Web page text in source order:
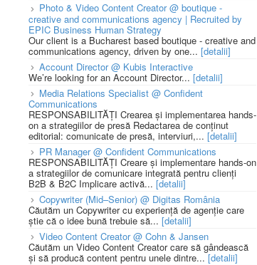
Photo & Video Content Creator @ boutique -
creative and communications agency | Recruited by
EPIC Business Human Strategy
Our client is a Bucharest based boutique - creative and
communications agency, driven by one... [detalii]
Account Director @ Kubis Interactive
We’re looking for an Account Director... [detalii]
Media Relations Specialist @ Confident
Communications
RESPONSABILITĂȚI Crearea și implementarea hands-
on a strategiilor de presă Redactarea de conținut
editorial: comunicate de presă, interviuri,... [detalii]
PR Manager @ Confident Communications
RESPONSABILITĂȚI Creare și implementare hands-on
a strategiilor de comunicare integrată pentru clienți
B2B & B2C Implicare activă... [detalii]
Copywriter (Mid–Senior) @ Digitas România
Căutăm un Copywriter cu experiență de agenție care
știe că o idee bună trebuie să... [detalii]
Video Content Creator @ Cohn & Jansen
Căutăm un Video Content Creator care să gândească
și să producă content pentru unele dintre...[detalii]